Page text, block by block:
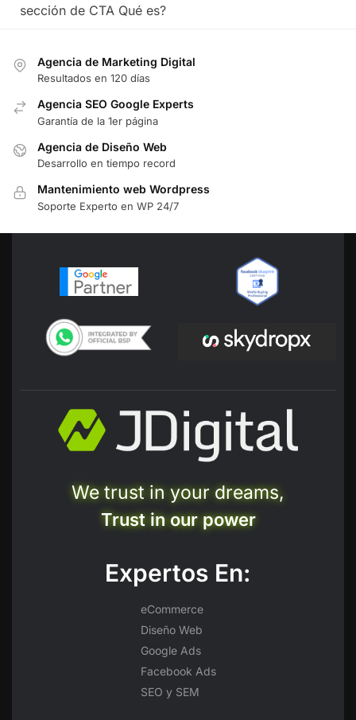
sección de CTA Qué es?
Agencia de Marketing Digital
Resultados en 120 días
Agencia SEO Google Experts
Garantía de la 1er página
Agencia de Diseño Web
Desarrollo en tiempo record
Mantenimiento web Wordpress
Soporte Experto en WP 24/7
We trust in your dreams,
Trust in our power
Expertos En:
eCommerce
Diseño Web
Google Ads
Facebook Ads
SEO y SEM